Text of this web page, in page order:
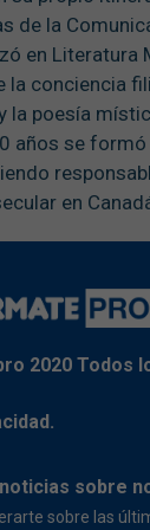
de la
en Literatura
la conciencia
la poesía
años se
en
2020 Todos
sobre
sobre las